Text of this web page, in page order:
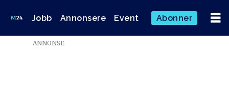
Jobb Annonsere Event Abonner
ANNONSE